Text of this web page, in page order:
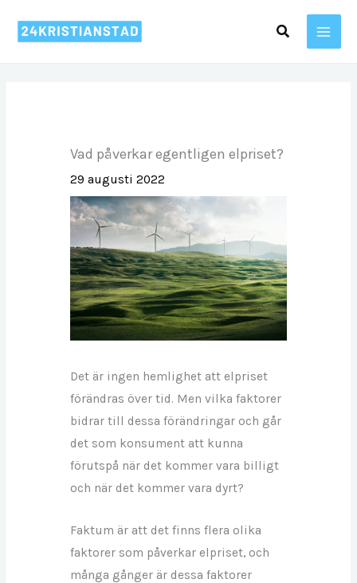
Sök
Vad påverkar egentligen elpriset?
29 augusti 2022
Det är ingen hemlighet att elpriset
förändras över tid. Men vilka faktorer
bidrar till dessa förändringar och går
det som konsument att kunna
förutspå när det kommer vara billigt
och när det kommer vara dyrt?
Faktum är att det finns flera olika
faktorer som påverkar elpriset, och
många gånger är dessa faktorer